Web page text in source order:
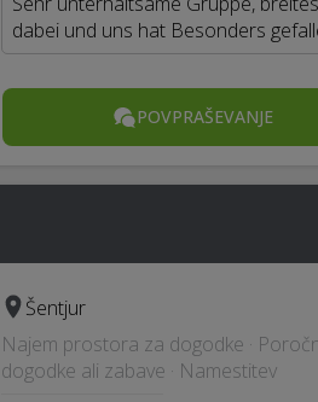
dabei und uns hat Besonders
POVPRAŠEVANJE
Šentjur
Najem prostora za dogodke ·
dogodke ali zabave · Namestitev